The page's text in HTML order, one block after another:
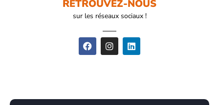
RETROUVEZ-NOUS
sur les réseaux sociaux !